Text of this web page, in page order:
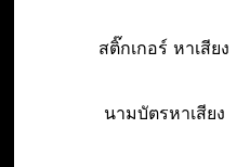
สติ๊กเกอร์ หาเสียง
นามบัตรหาเสียง